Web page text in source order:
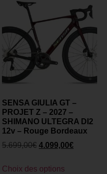
SENSA GIULIA GT –
PROJET Z – 2027 –
SHIMANO ULTEGRA DI2
12v – Rouge Bordeaux
5.699,00€ 4.099,00€
Choix des options